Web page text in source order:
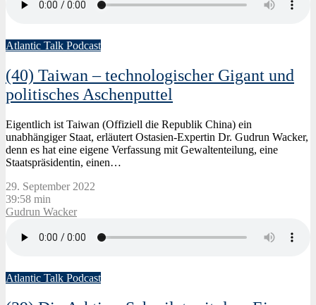
Atlantic Talk Podcast
(40) Taiwan – technologischer Gigant und
politisches Aschenputtel
Eigentlich ist Taiwan (Offiziell die Republik China) ein
unabhängiger Staat, erläutert Ostasien-Expertin Dr. Gudrun Wacker,
denn es hat eine eigene Verfassung mit Gewaltenteilung, eine
Staatspräsidentin, einen…
29. September 2022
39:58 min
Gudrun Wacker
Atlantic Talk Podcast